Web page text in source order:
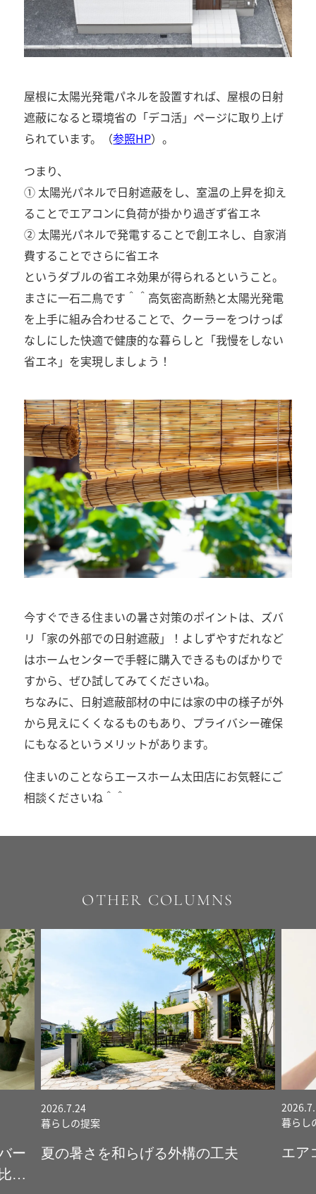
屋根に太陽光発電パネルを設置すれば、屋根の日射
遮蔽になると環境省の「デコ活」ページに取り上げ
られています。（参照HP）。
つまり、
① 太陽光パネルで日射遮蔽をし、室温の上昇を抑え
ることでエアコンに負荷が掛かり過ぎず省エネ
② 太陽光パネルで発電することで創エネし、自家消
費することでさらに省エネ
というダブルの省エネ効果が得られるということ。
まさに一石二鳥です＾＾高気密高断熱と太陽光発電
を上手に組み合わせることで、クーラーをつけっぱ
なしにした快適で健康的な暮らしと「我慢をしない
省エネ」を実現しましょう！
今すぐできる住まいの暑さ対策のポイントは、ズバ
リ「家の外部での日射遮蔽」！よしずやすだれなど
はホームセンターで手軽に購入できるものばかりで
すから、ぜひ試してみてくださいね。
ちなみに、日射遮蔽部材の中には家の中の様子が外
から見えにくくなるものもあり、プライバシー確保
にもなるというメリットがあります。
住まいのことならエースホーム太田店にお気軽にご
相談くださいね＾＾
OTHER COLUMNS
2026.7.10
暮らしの提案
エアコン効率を上げる暮らし方
暮らし
ガス